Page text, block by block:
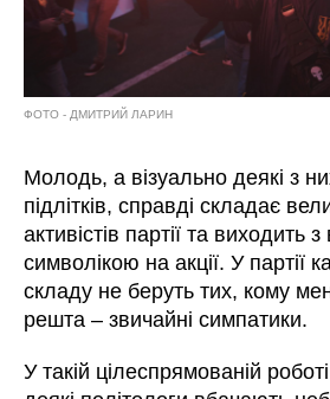
ФОТО - ДМИТРИЙ ЛАРИН
Молодь, а візуально деякі з
підлітків, справді складає
активістів партії та виходить
символікою на акції. У партії
складу не беруть тих, кому
решта – звичайні симпатики.
У такій цілеспрямованій